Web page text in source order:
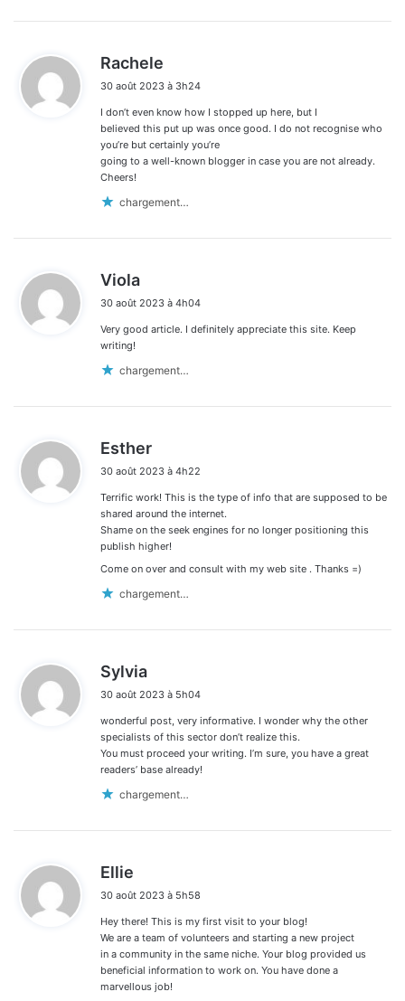
Rachele
t
:
30 août 2023 à 3h24
I don’t even know how I stopped up here, but I
believed this put up was once good. I do not recognise who
you’re but certainly you’re
going to a well-known blogger in case you are not already.
Cheers!
chargement…
Viola
t
30 août 2023 à 4h04
Very good article. I definitely appreciate this site. Keep
writing!
chargement…
Esther
t
:
30 août 2023 à 4h22
Terrific work! This is the type of info that are supposed to be
shared around the internet.
Shame on the seek engines for no longer positioning this
publish higher!
Come on over and consult with my web site . Thanks =)
chargement…
Sylvia
t
:
30 août 2023 à 5h04
wonderful post, very informative. I wonder why the other
specialists of this sector don’t realize this.
You must proceed your writing. I’m sure, you have a great
readers’ base already!
chargement…
Ellie
t
:
30 août 2023 à 5h58
Hey there! This is my first visit to your blog!
We are a team of volunteers and starting a new project
in a community in the same niche. Your blog provided us
beneficial information to work on. You have done a
marvellous job!